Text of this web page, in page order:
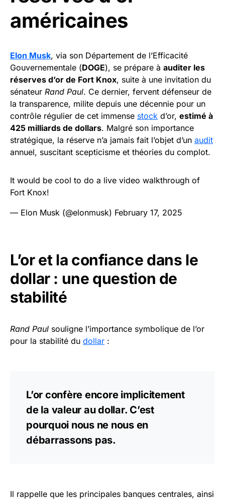
américaines
Elon Musk, via son Département de l’Efficacité
Gouvernementale (DOGE), se prépare à auditer les
réserves d’or de Fort Knox, suite à une invitation du
sénateur Rand Paul. Ce dernier, fervent défenseur de
la transparence, milite depuis une décennie pour un
contrôle régulier de cet immense stock d’or, estimé à
425 milliards de dollars. Malgré son importance
stratégique, la réserve n’a jamais fait l’objet d’un audit
annuel, suscitant scepticisme et théories du complot.
It would be cool to do a live video walkthrough of
Fort Knox!
— Elon Musk (@elonmusk) February 17, 2025
L’or et la confiance dans le
dollar : une question de
stabilité
Rand Paul souligne l’importance symbolique de l’or
pour la stabilité du dollar :
L’or confère encore implicitement
de la valeur au dollar. C’est
pourquoi nous ne nous en
débarrassons pas.
Il rappelle que les principales banques centrales, ainsi